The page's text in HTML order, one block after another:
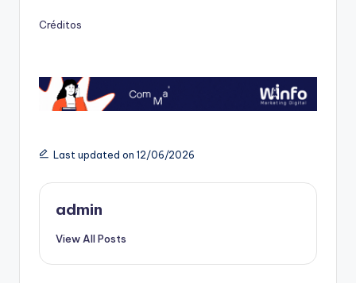
Créditos
Last updated on 12/06/2026
admin
View All Posts